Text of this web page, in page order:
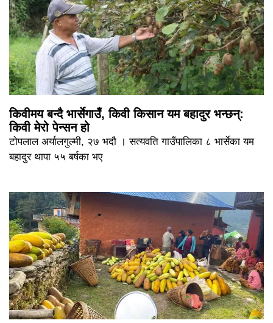
किवीमय बन्दै भार्सेगाउँ, किवी किसान यम बहादुर भन्छन्:
किवी मेरो पेन्सन हो
टोपलाल अर्यालगुल्मी, २७ भदौ । सत्यवति गाउँपालिका ८ भार्सेका यम
बहादुर थापा ५५ बर्षका भए